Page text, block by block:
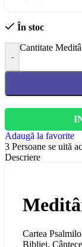
În stoc
-
Cantitate
Adaugă la favorite
3 Persoane se uită
Descriere
Cartea
Bibliei.